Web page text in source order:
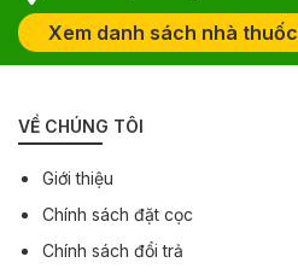
Xem danh sách nhà thuốc
VỀ CHÚNG TÔI
Giới thiệu
Chính sách đặt cọc
Chính sách đổi trả